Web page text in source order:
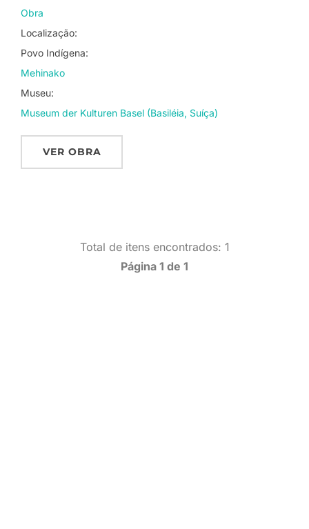
Obra
Localização:
Povo Indígena:
Mehinako
Museu:
Museum der Kulturen Basel (Basiléia, Suíça)
VER OBRA
Total de itens encontrados: 1
Página 1 de 1